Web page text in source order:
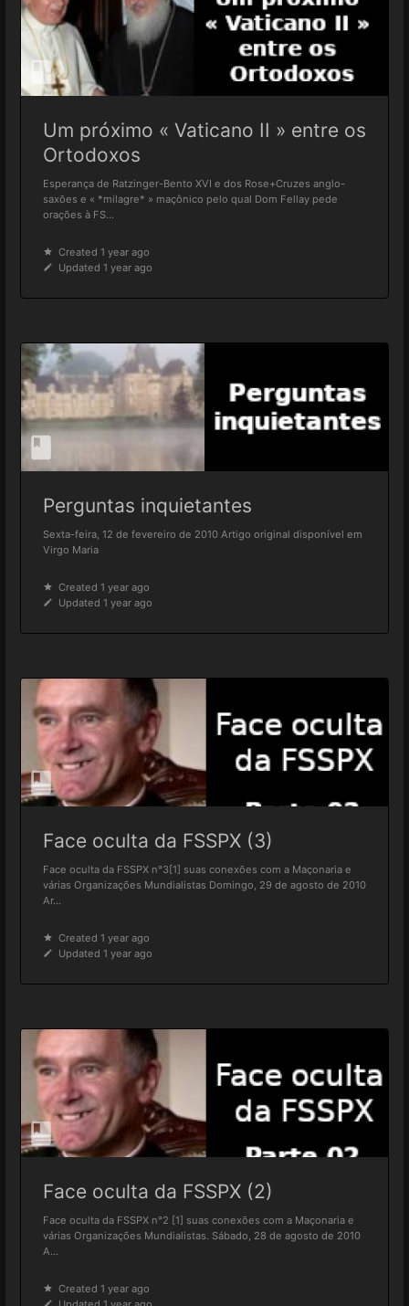
Um próximo « Vaticano II » entre os
Ortodoxos
Esperança de Ratzinger-Bento XVI e dos Rose+Cruzes anglo-
saxões e « *milagre* » maçônico pelo qual Dom Fellay pede
orações à FS...
Created 1 year ago
Updated 1 year ago
Perguntas inquietantes
Sexta-feira, 12 de fevereiro de 2010 Artigo original disponível em
Virgo Maria
Created 1 year ago
Updated 1 year ago
Face oculta da FSSPX (3)
Face oculta da FSSPX n°3[1] suas conexões com a Maçonaria e
várias Organizações Mundialistas Domingo, 29 de agosto de 2010
Ar...
Created 1 year ago
Updated 1 year ago
Face oculta da FSSPX (2)
Face oculta da FSSPX n°2 [1] suas conexões com a Maçonaria e
várias Organizações Mundialistas. Sábado, 28 de agosto de 2010
A...
Created 1 year ago